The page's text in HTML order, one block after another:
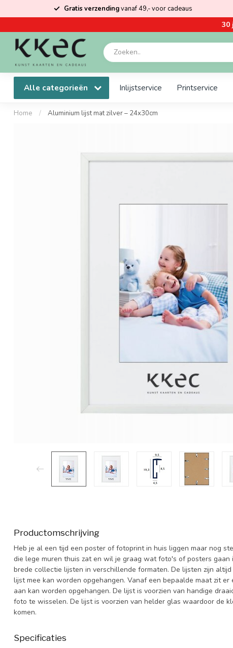
Gratis verzendingvanaf 49,- voor cadeaus
30
Alle categorieën Inlijstservice Printservice
Home / Aluminium lijst mat zilver – 24x30cm
Productomschrijving
Heb je al een tijd een poster of fotoprint in huis liggen maar nog
die lege muren thuis zat en wil je graag wat foto's of posters gaan
brede collectie lijsten in verschillende formaten. De lijsten zijn
lijst mee kan worden opgehangen. Vanaf een bepaalde maat zit
aan kan worden opgehangen. De lijst is voorzien van handige
foto te wisselen. De lijst is voorzien van helder glas waardoor de
komen.
Specificaties